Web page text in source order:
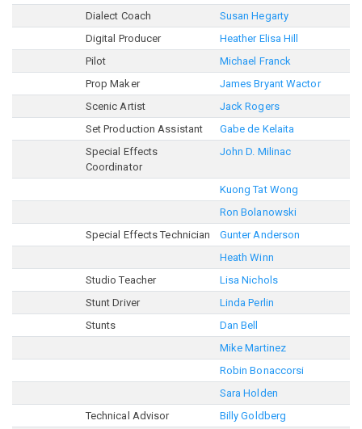
Dialect Coach
Susan Hegarty
Digital Producer
Heather Elisa Hill
Pilot
Michael Franck
Prop Maker
James Bryant Wactor
Scenic Artist
Jack Rogers
Set Production Assistant
Gabe de Kelaita
Special Effects
Coordinator
John D. Milinac
Kuong Tat Wong
Ron Bolanowski
Special Effects Technician
Gunter Anderson
Heath Winn
Studio Teacher
Lisa Nichols
Stunt Driver
Linda Perlin
Stunts
Dan Bell
Mike Martinez
Robin Bonaccorsi
Sara Holden
Technical Advisor
Billy Goldberg